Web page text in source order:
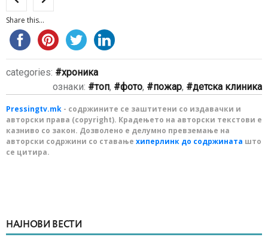
Share this...
categories:
хроника
ознаки:
топ, фото, пожар, детска клиника
Pressingtv.mk - содржините се заштитени со издавачки и
авторски права (copyright). Крадењето на авторски текстови е
казниво со закон. Дозволено е делумно превземање на
авторски содржини со ставање хиперлинк до содржината што
се цитира.
НАЈНОВИ ВЕСТИ